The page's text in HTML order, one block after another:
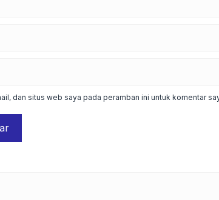
dan situs web saya pada peramban ini untuk komentar